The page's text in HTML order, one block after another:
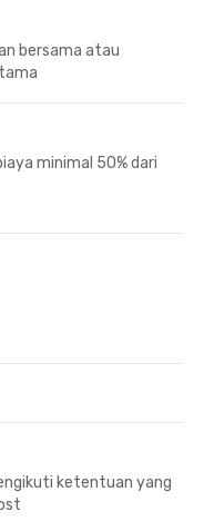
bersama atau
minimal 50% dari
ketentuan yang